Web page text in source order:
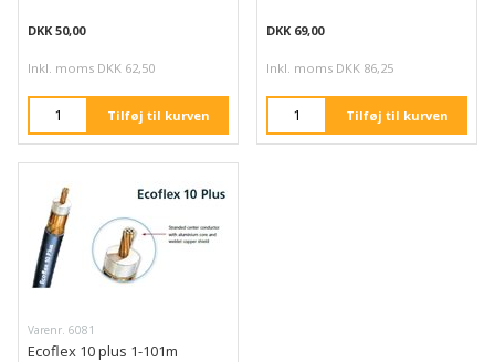
DKK 50,00
Inkl. moms DKK 62,50
Tilføj til kurven
DKK 69,00
Inkl. moms DKK 86,25
Tilføj til kurven
Varenr. 6081
Ecoflex 10 plus 1-101m